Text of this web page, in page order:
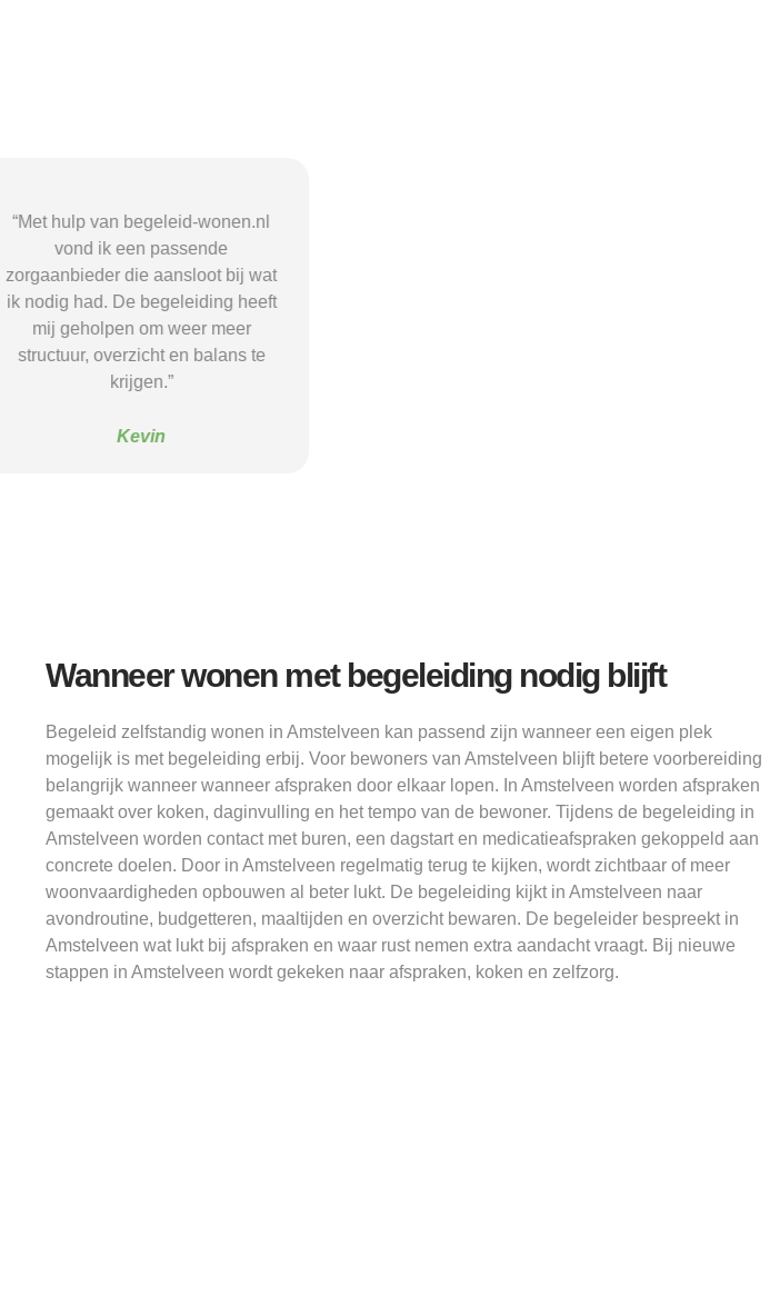
“Met hulp van begeleid-wonen.nl
ben ik in contact gekomen met een
passende zorgaanbieder. We
vonden een woonvorm die goed bij
mij paste, wat mij de rust en
begeleiding gaf die ik nodig had."
Wanneer wonen met begeleiding nodig blijft
Begeleid zelfstandig wonen in Amstelveen kan passend zijn wanneer een eigen plek
mogelijk is met begeleiding erbij. Voor bewoners van Amstelveen blijft betere voorbereiding
belangrijk wanneer wanneer afspraken door elkaar lopen. In Amstelveen worden afspraken
gemaakt over koken, daginvulling en het tempo van de bewoner. Tijdens de begeleiding in
Amstelveen worden contact met buren, een dagstart en medicatieafspraken gekoppeld aan
concrete doelen. Door in Amstelveen regelmatig terug te kijken, wordt zichtbaar of meer
woonvaardigheden opbouwen al beter lukt. De begeleiding kijkt in Amstelveen naar
avondroutine, budgetteren, maaltijden en overzicht bewaren. De begeleider bespreekt in
Amstelveen wat lukt bij afspraken en waar rust nemen extra aandacht vraagt. Bij nieuwe
stappen in Amstelveen wordt gekeken naar afspraken, koken en zelfzorg.